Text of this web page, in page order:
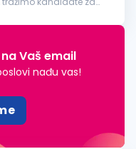
Vaš email
nađu vas!